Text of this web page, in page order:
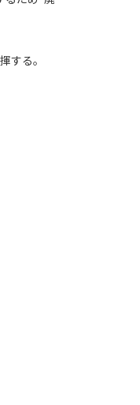
する。